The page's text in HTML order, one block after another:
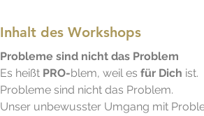
Inhalt des Workshops
Probleme sind nicht das Problem
Es heißt PRO-blem, weil es für Dich ist.
Probleme sind nicht das Problem.
Unser unbewusster Umgang mit